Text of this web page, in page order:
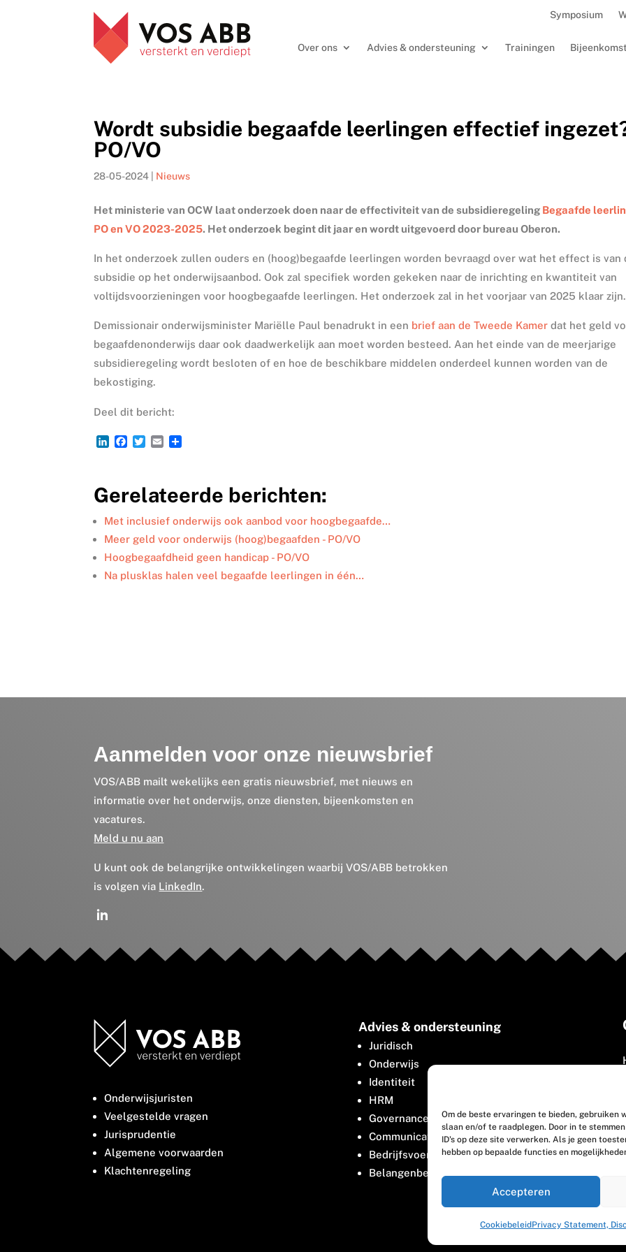
Om de beste ervaringen te bieden,
slaan en/of te raadplegen. Door in te
ID's op deze site verwerken. Als je geen
hebben op bepaalde functies en
Accepteren
CookiebeleidPrivacy Statement,
Symposium
Over ons Advies & ondersteuning Trainingen
Wordt subsidie begaafde leerlingen effectief
PO/VO
28-05-2024 Nieuws
Het ministerie van OCW laat onderzoek doen naar de effectiviteit van de subsidieregeling Begaafde
PO en VO 2023-2025. Het onderzoek begint dit jaar en wordt uitgevoerd door bureau Oberon.
In het onderzoek zullen ouders en (hoog)begaafde leerlingen worden bevraagd over wat het effect is van
subsidie op het onderwijsaanbod. Ook zal specifiek worden gekeken naar de inrichting en kwantiteit van
voltijdsvoorzieningen voor hoogbegaafde leerlingen. Het onderzoek zal in het voorjaar van 2025 klaar zijn.
Demissionair onderwijsminister Mariëlle Paul benadrukt in een brief aan de Tweede Kamer dat het geld
begaafdenonderwijs daar ook daadwerkelijk aan moet worden besteed. Aan het einde van de meerjarige
subsidieregeling wordt besloten of en hoe de beschikbare middelen onderdeel kunnen worden van de
bekostiging.
Deel dit bericht:
L
e
d
I
n
F
b
o
o
k
T
t
e
r
E
l
n
Gerelateerde berichten:
Met inclusief onderwijs ook aanbod voor hoogbegaafde…
Meer geld voor onderwijs (hoog)begaafden - PO/VO
Hoogbegaafdheid geen handicap - PO/VO
Na plusklas halen veel begaafde leerlingen in één…
Aanmelden voor onze nieuwsbrief
VOS/ABB mailt wekelijks een gratis nieuwsbrief, met nieuws en
informatie over het onderwijs, onze diensten, bijeenkomsten en
vacatures.
Meld u nu aan
U kunt ook de belangrijke ontwikkelingen waarbij VOS/ABB betrokken
is volgen via LinkedIn.
Onderwijsjuristen
Veelgestelde vragen
Jurisprudentie
Algemene voorwaarden
Klachtenregeling
Advies & ondersteuning
Juridisch
Onderwijs
Identiteit
HRM
Governance
Communicatie
Bedrijfsvoering
Belangenbehartiging